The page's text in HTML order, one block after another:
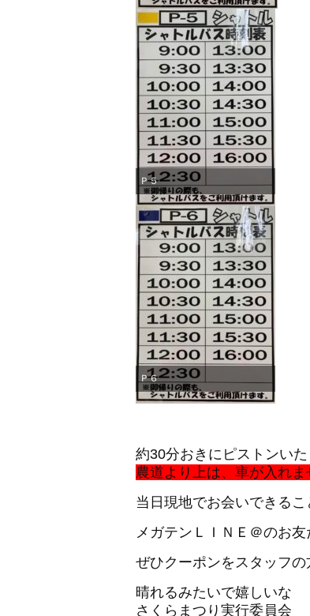
Ｐ５
Ｐ６
約30分おきにピストンい
農道より上は、車が入れ
当日現地でお会いできる
メガテンＬＩＮＥ＠のお
ぜひクーポンをスタッフの
晴れるみたいで嬉しいな
さくらまつり実行委員会